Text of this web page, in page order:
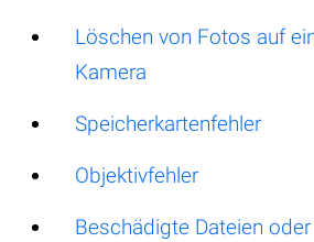
Löschen von Fotos auf
Kamera
Speicherkartenfehler
Objektivfehler
Beschädigte Dateien